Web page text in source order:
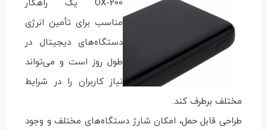
مناسب برای تأمین انرژی
دستگاه‌های دیجیتال در
طول روز است و می‌تواند
نیاز کاربران را در شرایط
مختلف برطرف کند.
طراحی قابل حمل، امکان شارژ دستگاه‌های مختلف و وجود